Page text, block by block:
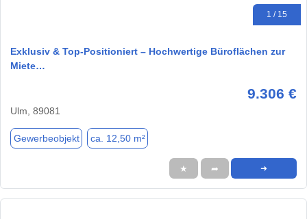
1 / 15
Exklusiv & Top‑Positioniert – Hochwertige Büroflächen zur
Miete…
9.306 €
Ulm, 89081
Gewerbeobjekt ca. 12,50 m²
★ ➦ ➜